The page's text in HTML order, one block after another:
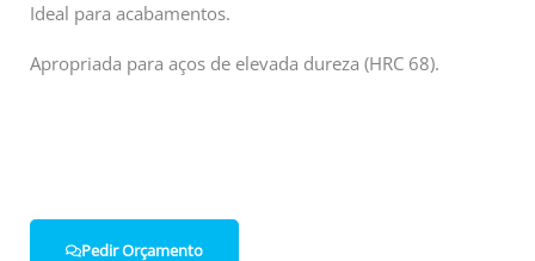
Ideal para acabamentos.
Apropriada para aços de elevada dureza (HRC 68).
Pedir Orçamento